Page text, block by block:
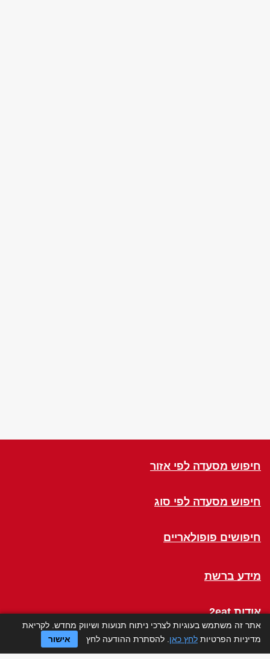
חיפוש מסעדה לפי אזור
חיפוש מסעדה לפי סוג
חיפושים פופולאריים
מידע ברשת
אודות 2eat
Click a Table
אתר זה משתמש בעוגיות לצרכי ניתוח תנועות ושיווק מחדש. לקריאת
מדיניות הפרטיות לחץ כאן . להסתרת ההודעה לחץ אישור